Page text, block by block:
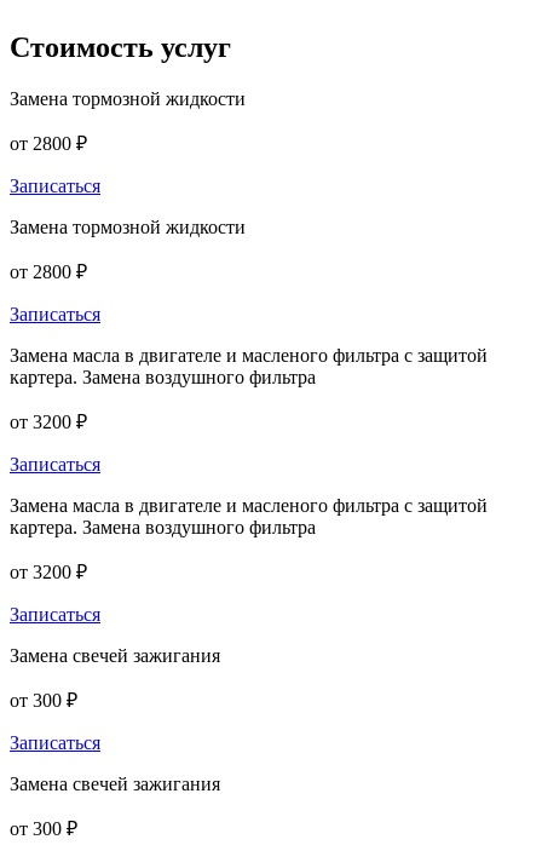
Стоимость услуг
Замена тормозной жидкости
от 2800 ₽
Записаться
Замена тормозной жидкости
от 2800 ₽
Записаться
Замена масла в двигателе и масленого фильтра с защитой
картера. Замена воздушного фильтра
от 3200 ₽
Записаться
Замена масла в двигателе и масленого фильтра с защитой
картера. Замена воздушного фильтра
от 3200 ₽
Записаться
Замена свечей зажигания
от 300 ₽
Записаться
Замена свечей зажигания
от 300 ₽